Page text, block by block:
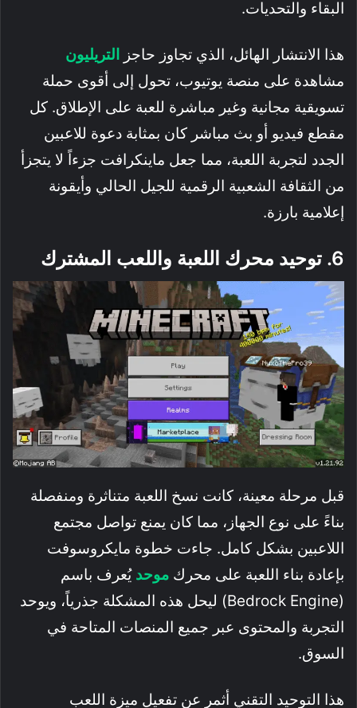
البقاء والتحديات.
هذا الانتشار الهائل، الذي تجاوز حاجز
التريليون
مشاهدة على منصة يوتيوب، تحول إلى أقوى حملة
تسويقية مجانية وغير مباشرة للعبة على الإطلاق. كل
مقطع فيديو أو بث مباشر كان بمثابة دعوة للاعبين
الجدد لتجربة اللعبة، مما جعل ماينكرافت جزءاً لا يتجزأ
من الثقافة الشعبية الرقمية للجيل الحالي وأيقونة
إعلامية بارزة.
6. توحيد محرك اللعبة واللعب المشترك
قبل مرحلة معينة، كانت نسخ اللعبة متناثرة ومنفصلة
بناءً على نوع الجهاز، مما كان يمنع تواصل مجتمع
اللاعبين بشكل كامل. جاءت خطوة مايكروسوفت
بإعادة بناء اللعبة على محرك موحديُعرف باسم
(Bedrock Engine) ليحل هذه المشكلة جذرياً، ويوحد
التجربة والمحتوى عبر جميع المنصات المتاحة في
السوق.
هذا التوحيد التقني أثمر عن تفعيل ميزة اللعب